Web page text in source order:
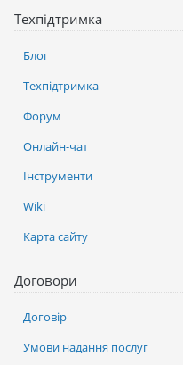
Техпідтримка
Блог
Техпідтримка
Форум
Онлайн-чат
Інструменти
Wiki
Карта сайту
Договори
Договір
Умови надання послуг